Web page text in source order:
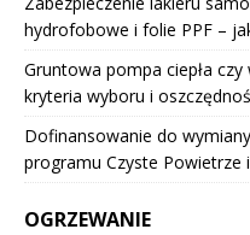
hydrofobowe i folie PPF –
Gruntowa pompa ciepła
kryteria wyboru i
Dofinansowanie do
programu Czyste Powietrze
OGRZEWANIE